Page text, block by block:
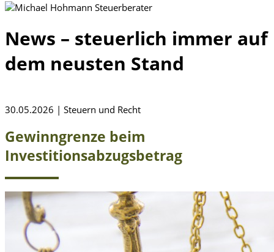
News – steuerlich immer auf
dem neusten Stand
30.05.2026 | Steuern und Recht
Gewinngrenze beim
Investitionsabzugsbetrag